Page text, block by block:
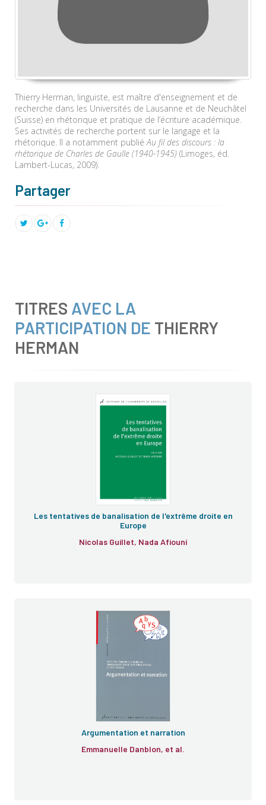
Thierry Herman, linguiste, est maître d'enseignement et de
recherche dans les Universités de Lausanne et de Neuchâtel
(Suisse) en rhétorique et pratique de l’écriture académique.
Ses activités de recherche portent sur le langage et la
rhétorique. Il a notamment publiéAu fil des discours : la
rhétorique de Charles de Gaulle (1940-1945) (Limoges, éd.
Lambert-Lucas, 2009).
Partager
TITRES AVEC LA
PARTICIPATION DE THIERRY
HERMAN
Les tentatives de banalisation de l'extrême droite en
Europe
Nicolas Guillet, Nada Afiouni
Argumentation et narration
Emmanuelle Danblon, et al.